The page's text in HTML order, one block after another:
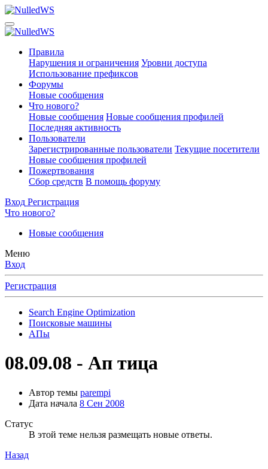
Правила
Нарушения и ограничения Уровни доступа
Использование префиксов
Форумы
Новые сообщения
Что нового?
Новые сообщения Новые сообщения профилей
Последняя активность
Пользователи
Зарегистрированные пользователи Текущие посетители
Новые сообщения профилей
Пожертвования
Сбор средств В помощь форуму
Вход Регистрация
Что нового?
Новые сообщения
Меню
Вход
Регистрация
Search Engine Optimization
Поисковые машины
АПы
08.09.08 - Ап тица
Автор темы parempi
Дата начала 8 Сен 2008
Статус
В этой теме нельзя размещать новые ответы.
Назад